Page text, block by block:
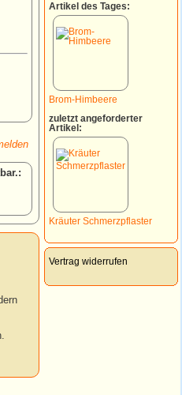
:
Artikel des Tages:
Brom-Himbeere
zuletzt angeforderter
Artikel:
Kräuter Schmerzpflaster
Vertrag widerrufen